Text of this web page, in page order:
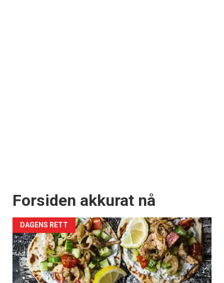
Forsiden akkurat nå
DAGENS RETT